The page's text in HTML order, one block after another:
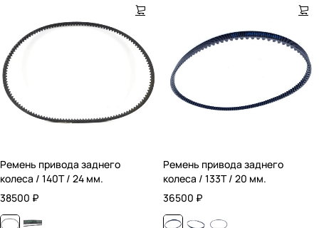
Ремень привода заднего
колеса / 140T / 24 мм.
38500 ₽
Ремень привода заднего
колеса / 133T / 20 мм.
36500 ₽